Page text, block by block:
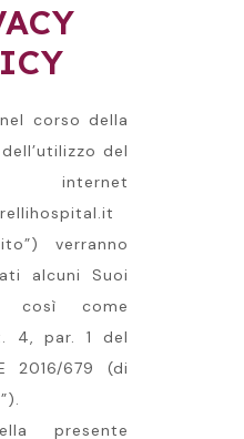
corso della
del
verranno
alcuni Suoi
così come
4, par. 1 del
2016/679 (di
presente